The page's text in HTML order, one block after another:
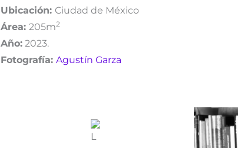
Ubicación: Ciudad de México
Área: 205m2
Año:2023.
Fotografía: Agustín Garza